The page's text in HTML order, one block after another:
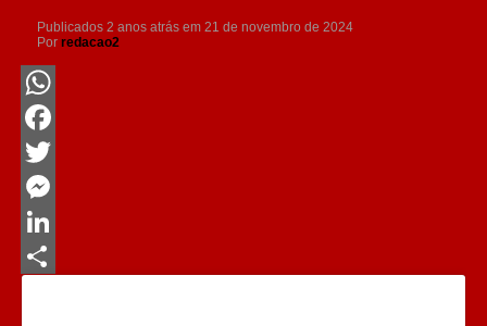
Publicados 2 anos atrás em 21 de novembro de 2024
Por redacao2
WhatsApp
Facebook
Twitter
Messenger
LinkedIn